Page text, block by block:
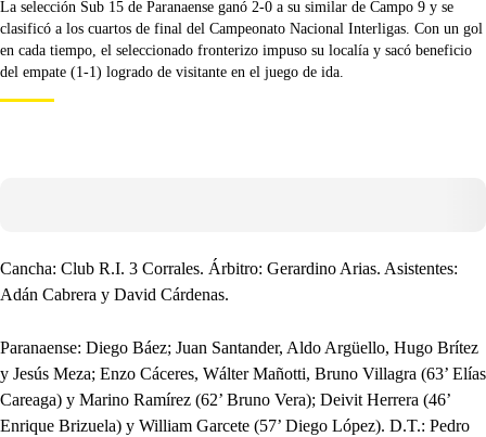
La selección Sub 15 de Paranaense ganó 2-0 a su similar de Campo 9 y se
clasificó a los cuartos de final del Campeonato Nacional Interligas. Con un gol
en cada tiempo, el seleccionado fronterizo impuso su localía y sacó beneficio
del empate (1-1) logrado de visitante en el juego de ida.
Cancha: Club R.I. 3 Corrales. Árbitro: Gerardino Arias. Asistentes:
Adán Cabrera y David Cárdenas.
Paranaense: Diego Báez; Juan Santander, Aldo Argüello, Hugo Brítez
y Jesús Meza; Enzo Cáceres, Wálter Mañotti, Bruno Villagra (63’ Elías
Careaga) y Marino Ramírez (62’ Bruno Vera); Deivit Herrera (46’
Enrique Brizuela) y William Garcete (57’ Diego López). D.T.: Pedro